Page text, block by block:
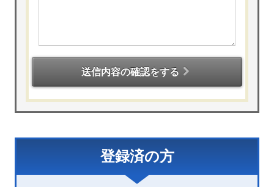
送信内容の確認をする
登録済の方